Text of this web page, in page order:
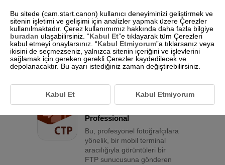
Türkçe
Professional
Bu, profesyonel fotoğrafçılara
yönelik, bir mobil terminal
aracılığıyla görüntüleri bir
FTP sunucusuna gönderen
Bu sitede (cam.start.canon) kullanıcı deneyiminizi geliştirmek ve
sitenin işletimi ve gelişimi için analizler yapmak üzere Çerezler
kullanılmaktadır. Çerez kullanımımız hakkında daha fazla bilgiye
buradan ulaşabilirsiniz. “ Kabul Et”e tıklayarak tüm Çerezleri
kabul etmeyi onaylarsınız. “ Kabul Etmiyorum”a tıklarsanız veya
ikisini de seçmezseniz, yalnızca sitenin içeriğini ve işlevlerini
sağlamak için gereken gerekli Çerezler kaydedilecek ve
depolanacaktır. Bu ayarı istediğiniz zaman değiştirebilirsiniz.
Kabul Et Kabul Etmiyorum